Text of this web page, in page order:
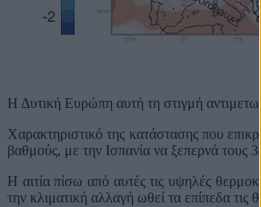
Η Δυτική Ευρώπη αυτή τη στιγμή
Χαρακτηριστικό της κατάστασης που
βαθμούς, με την Ισπανία να ξεπερνά τους
Η αιτία πίσω από αυτές τις υψηλές
την κλιματική αλλαγή ωθεί τα επίπεδα τις